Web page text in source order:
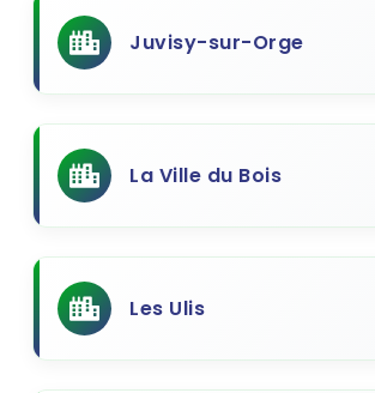
Juvisy-sur-Orge
La Ville du Bois
Les Ulis